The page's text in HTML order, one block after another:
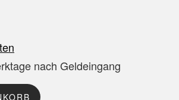
nach Geldeingang